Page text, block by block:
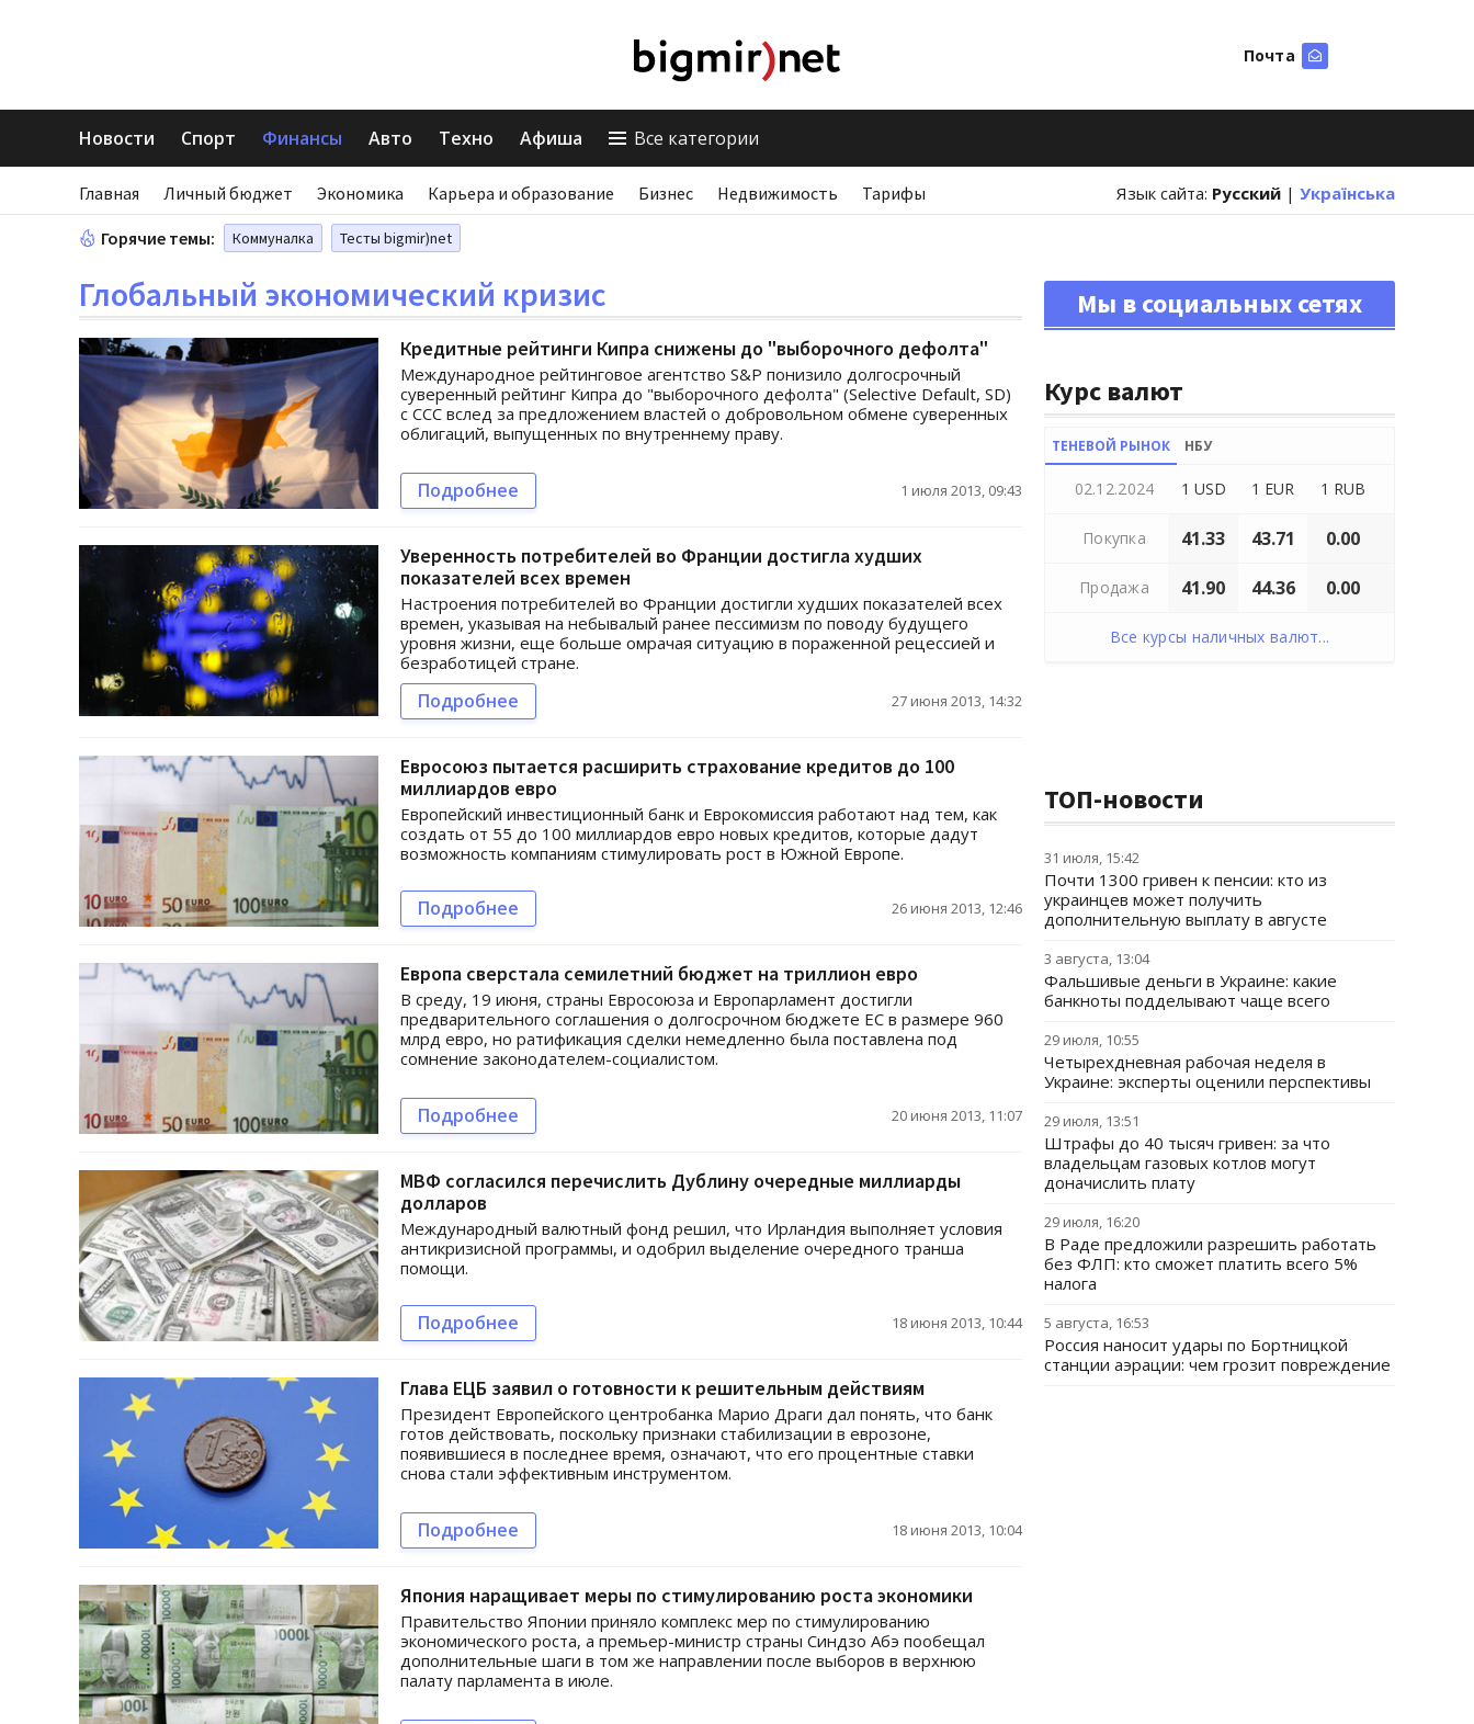
Почта
Новости Спорт Финансы Авто Техно Афиша Все категории
Главная Личный бюджет Экономика Карьера и образование Бизнес Недвижимость Тарифы Язык сайта: Русский | Українська
Горячие темы: Коммуналка Тесты bigmir)net
Глобальный экономический кризис
Кредитные рейтинги Кипра снижены до "выборочного дефолта"
Международное рейтинговое агентство S&P понизило долгосрочный
суверенный рейтинг Кипра до "выборочного дефолта" (Selective Default, SD)
с ССС вслед за предложением властей о добровольном обмене суверенных
облигаций, выпущенных по внутреннему праву.
Подробнее 1 июля 2013, 09:43
Уверенность потребителей во Франции достигла худших
показателей всех времен
Настроения потребителей во Франции достигли худших показателей всех
времен, указывая на небывалый ранее пессимизм по поводу будущего
уровня жизни, еще больше омрачая ситуацию в пораженной рецессией и
безработицей стране.
Подробнее 27 июня 2013, 14:32
Евросоюз пытается расширить страхование кредитов до 100
миллиардов евро
Европейский инвестиционный банк и Еврокомиссия работают над тем, как
создать от 55 до 100 миллиардов евро новых кредитов, которые дадут
возможность компаниям стимулировать рост в Южной Европе.
Подробнее 26 июня 2013, 12:46
Европа сверстала семилетний бюджет на триллион евро
В среду, 19 июня, страны Евросоюза и Европарламент достигли
предварительного соглашения о долгосрочном бюджете ЕС в размере 960
млрд евро, но ратификация сделки немедленно была поставлена под
сомнение законодателем-социалистом.
Подробнее 20 июня 2013, 11:07
МВФ согласился перечислить Дублину очередные миллиарды
долларов
Международный валютный фонд решил, что Ирландия выполняет условия
антикризисной программы, и одобрил выделение очередного транша
помощи.
Подробнее 18 июня 2013, 10:44
Глава ЕЦБ заявил о готовности к решительным действиям
Президент Европейского центробанка Марио Драги дал понять, что банк
готов действовать, поскольку признаки стабилизации в еврозоне,
появившиеся в последнее время, означают, что его процентные ставки
снова стали эффективным инструментом.
Подробнее 18 июня 2013, 10:04
Япония наращивает меры по стимулированию роста экономики
Правительство Японии приняло комплекс мер по стимулированию
экономического роста, а премьер-министр страны Синдзо Абэ пообещал
дополнительные шаги в том же направлении после выборов в верхнюю
палату парламента в июле.
Мы в социальных сетях
Курс валют
ТЕНЕВОЙ РЫНОК НБУ
02.12.2024 1 USD 1 EUR 1 RUB
Покупка 41.33 43.71 0.00
Продажа 41.90 44.36 0.00
Все курсы наличных валют...
ТОП-новости
31 июля, 15:42
Почти 1300 гривен к пенсии: кто из
украинцев может получить
дополнительную выплату в августе
3 августа, 13:04
Фальшивые деньги в Украине: какие
банкноты подделывают чаще всего
29 июля, 10:55
Четырехдневная рабочая неделя в
Украине: эксперты оценили перспективы
29 июля, 13:51
Штрафы до 40 тысяч гривен: за что
владельцам газовых котлов могут
доначислить плату
29 июля, 16:20
В Раде предложили разрешить работать
без ФЛП: кто сможет платить всего 5%
налога
5 августа, 16:53
Россия наносит удары по Бортницкой
станции аэрации: чем грозит повреждение